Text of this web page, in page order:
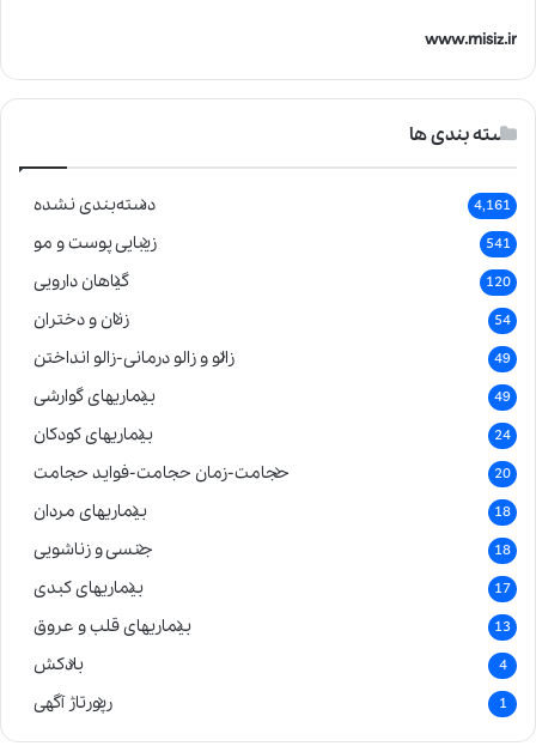
www.misiz.ir
دسته بندی ها
دسته‌بندی نشده 4,161
زیبایی پوست و مو 541
گیاهان دارویی 120
زنان و دختران 54
زالو و زالو درمانی-زالو انداختن 49
بیماریهای گوارشی 49
بیماریهای کودکان 24
حجامت-زمان حجامت-فواید حجامت 20
بیماریهای مردان 18
جنسی و زناشویی 18
بیماریهای کبدی 17
بیماریهای قلب و عروق 13
بادکش 4
رپورتاژ آگهی 1